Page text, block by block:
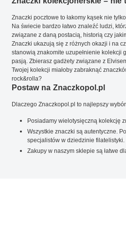
Znaczki pocztowe to łakomy kąsek nie
Na świecie bardzo łatwo znaleźć ludzi,
związane z daną postacią, historią czy
Znaczki ukazują się z różnych okazji i na
stanowią znakomite uzupełnienie kolekcji
pasją. Zbierasz gadżety związane z
Twojej kolekcji miałoby zabraknąć
rock&rolla?
Postaw na Znaczkopol.pl
Dlaczego Znaczkopol.pl to najlepszy
Posiadamy wielotysięczną kolekcję
Wszystkie znaczki są autentyczne.
specjalistów w dziedzinie filatelistyki.
Zakupy w naszym sklepie są łatwe